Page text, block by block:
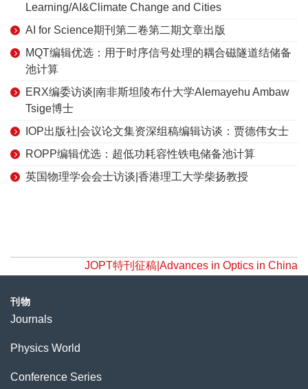
Learning/AI&Climate Change and Cities
AI for Science期刊第二卷第二期文章出版
MQT编辑优选：用于时序信号处理的耦合磁隧道结储备
池计算
ERX编委访谈|南非斯坦陵布什大学Alemayehu Ambaw
Tsige博士
IOP出版社|会议论文集资深组稿编辑访谈：贾德伟女士
ROPP编辑优选：超低功耗容性铁电储备池计算
英国物理学会会士访谈|香港理工大学柴扬教授
JOPT特刊征稿|Advances in Optics in China
刊物
Journals
Physics World
Conference Series